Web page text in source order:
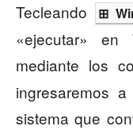
Tecleando ⊞
«ejecutar»
mediante los
ingresaremos
sistema que